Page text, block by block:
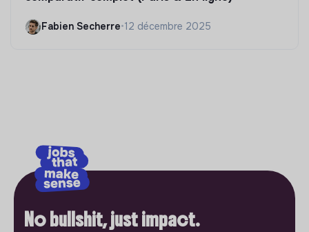
Fabien Secherre•12 décembre 2025
No bullshit, just impact.